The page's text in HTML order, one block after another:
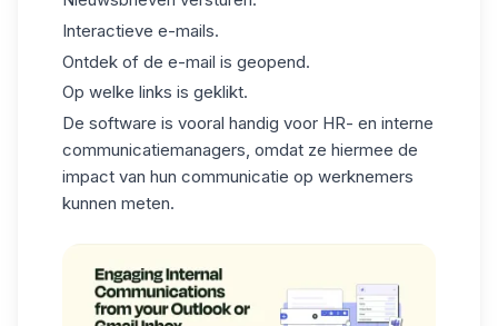
Interactieve e-mails.
Ontdek of de e-mail is geopend.
Op welke links is geklikt.
De software is vooral handig voor HR- en interne
communicatiemanagers, omdat ze hiermee de
impact van hun communicatie op werknemers
kunnen meten.